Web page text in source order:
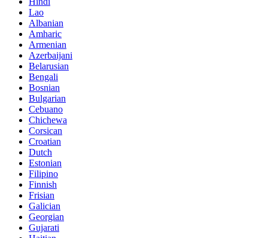
Lao
Albanian
Amharic
Armenian
Azerbaijani
Belarusian
Bengali
Bosnian
Bulgarian
Cebuano
Chichewa
Corsican
Croatian
Dutch
Estonian
Filipino
Finnish
Frisian
Galician
Georgian
Gujarati